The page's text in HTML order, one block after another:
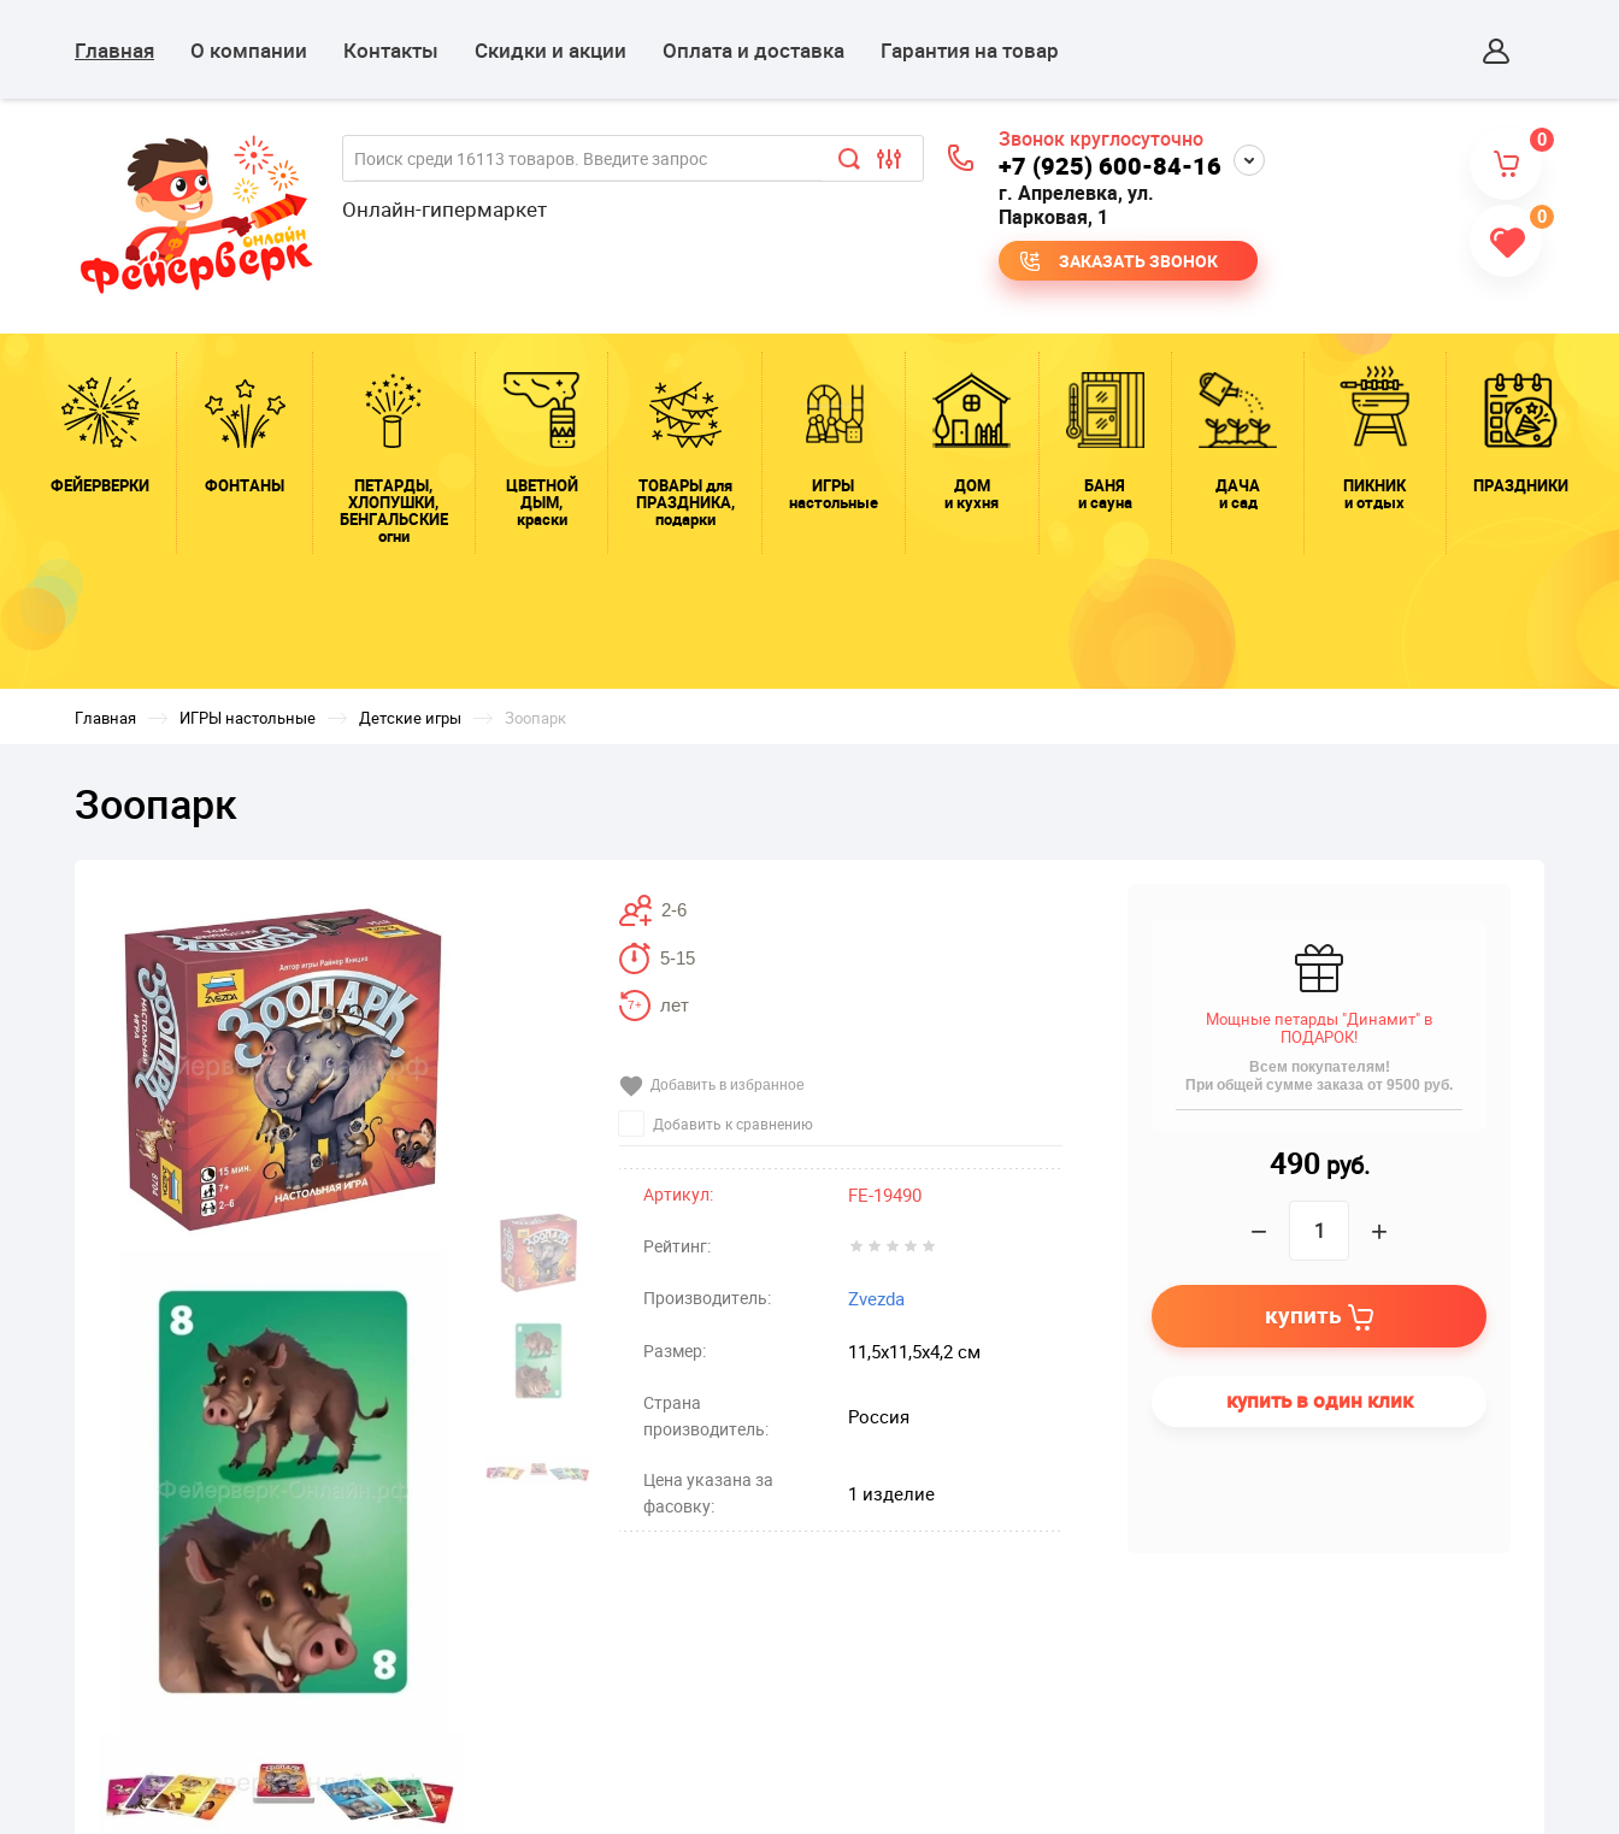
Главная О компании Контакты Скидки и акции Оплата и доставка Гарантия на товар
Онлайн-гипермаркет
Звонок круглосуточно
+7 (925) 600-84-16
г. Апрелевка, ул.
Парковая, 1
ЗАКАЗАТЬ ЗВОНОК
0
0
ФЕЙЕРВЕРКИ ФОНТАНЫ ПЕТАРДЫ,
ХЛОПУШКИ,
БЕНГАЛЬСКИЕ
огни
ЦВЕТНОЙ
ДЫМ,
краски
ТОВАРЫ для
ПРАЗДНИКА,
подарки
ИГРЫ
настольные
ДОМ
и кухня
БАНЯ
и сауна
ДАЧА
и сад
ПИКНИК
и отдых
ПРАЗДНИКИ
Главная ИГРЫ настольные Детские игры Зоопарк
Зоопарк
2-6
5-15
7+ лет
Добавить в избранное
Добавить к сравнению
Артикул: FE-19490
Рейтинг:
Производитель: Zvezda
Размер: 11,5x11,5х4,2 см
Страна
производитель:
Россия
Цена указана за
фасовку:
1 изделие
Мощные петарды "Динамит" в
ПОДАРОК!
Всем покупателям!
При общей сумме заказа от 9500 руб.
490руб.
− +
купить
купить в один клик